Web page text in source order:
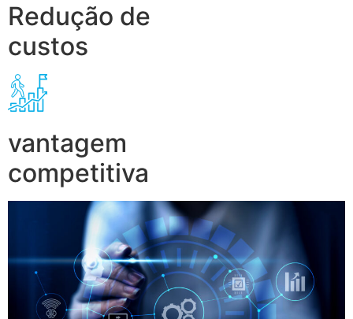
Redução de
custos
vantagem
competitiva